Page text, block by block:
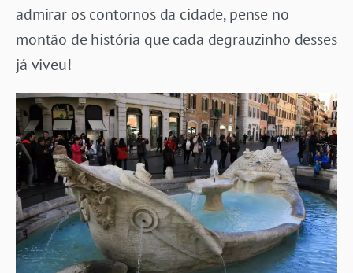
admirar os contornos da cidade, pense no
montão de história que cada degrauzinho desses
já viveu!